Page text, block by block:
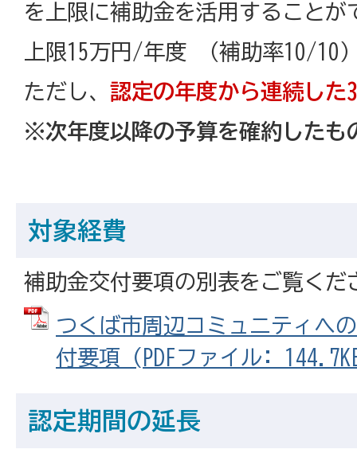
を上限に補助金を活用することが
上限15万円/年度 （補助率10/10
ただし、 認定の年度から連続した
※次年度以降の予算を確約したも
対象経費
補助金交付要項の別表をご覧くだ
つくば市周辺コミュニティへ
付要項 (PDFファイル:
認定期間の延長